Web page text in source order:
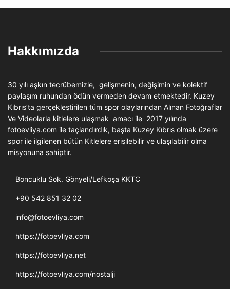
Hakkımızda
30 yılı aşkın tecrübemizle, gelişmenin, değişimin ve kolektif
paylaşım ruhundan ödün vermeden devam etmektedir. Kuzey
Kıbrıs’ta gerçekleştirilen tüm spor olaylarından Alınan Fotoğraflar
Ve Videolarla kitlelere ulaşmak amacı ile 2017 yılında
fotoevliya.com ile taçlandırdık, başta Kuzey Kıbrıs olmak üzere
spor ile ilgilenen bütün Kitlelere erişilebilir ve ulaşılabilir olma
misyonuna sahiptir.
Boncuklu Sok. Gönyeli/Lefkoşa KKTC
+90 542 851 32 02
info@fotoevliya.com
https://fotoevliya.com
https://fotoevliya.net
https://fotoevliya.com/nostalji